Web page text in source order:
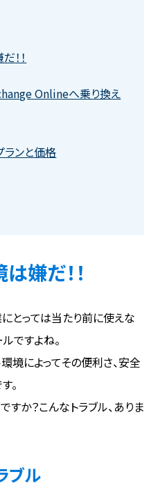
！！
Onlineへ乗り換え
ンと価格
嫌だ！！
とっては当たり前に使えな
ですよね。
境によってその便利さ、安全
。
か？こんなトラブル、ありま
ブル